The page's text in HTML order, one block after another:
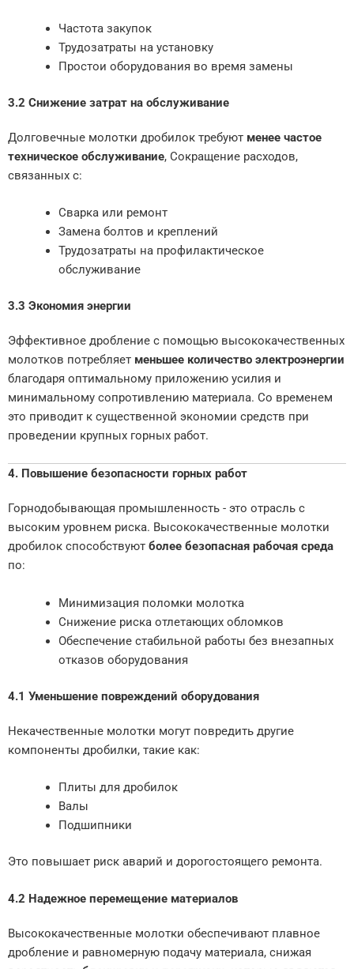
Частота закупок
Трудозатраты на установку
Простои оборудования во время замены
3.2 Снижение затрат на обслуживание
Долговечные молотки дробилок требуют менее частое
техническое обслуживание, Сокращение расходов,
связанных с:
Сварка или ремонт
Замена болтов и креплений
Трудозатраты на профилактическое
обслуживание
3.3 Экономия энергии
Эффективное дробление с помощью высококачественных
молотков потребляет меньшее количество электроэнергии
благодаря оптимальному приложению усилия и
минимальному сопротивлению материала. Со временем
это приводит к существенной экономии средств при
проведении крупных горных работ.
4. Повышение безопасности горных работ
Горнодобывающая промышленность - это отрасль с
высоким уровнем риска. Высококачественные молотки
дробилок способствуют более безопасная рабочая среда
по:
Минимизация поломки молотка
Снижение риска отлетающих обломков
Обеспечение стабильной работы без внезапных
отказов оборудования
4.1 Уменьшение повреждений оборудования
Некачественные молотки могут повредить другие
компоненты дробилки, такие как:
Плиты для дробилок
Валы
Подшипники
Это повышает риск аварий и дорогостоящего ремонта.
4.2 Надежное перемещение материалов
Высококачественные молотки обеспечивают плавное
дробление и равномерную подачу материала, снижая